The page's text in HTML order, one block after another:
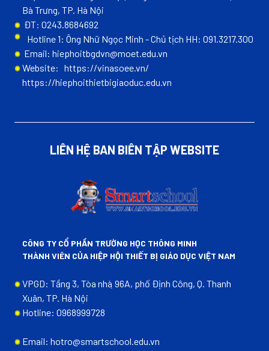
Bà Trưng, TP. Hà Nội
ĐT: 0243.8684692
Hotline 1: Ông Nhữ Ngọc Minh - Chủ tịch HH: 091.3217.300
Email: hiephoitbgdvn@moet.edu.vn
Website: https://vinasoee.vn/
https://hiephoithietbigiaoduc.edu.vn
LIÊN HỆ BAN BIÊN TẬP WEBSITE
CÔNG TY CỔ PHẦN TRƯỜNG HỌC THÔNG MINH
THÀNH VIÊN CỦA HIỆP HỘI THIẾT BỊ GIÁO DỤC VIỆT NAM
VPGD: Tầng 3, Tòa nhà ̣96A, phố Định Công, Q. Thanh
Xuân, TP. Hà Nội
Hotline: 0968999728
Email: hotro@smartschool.edu.vn